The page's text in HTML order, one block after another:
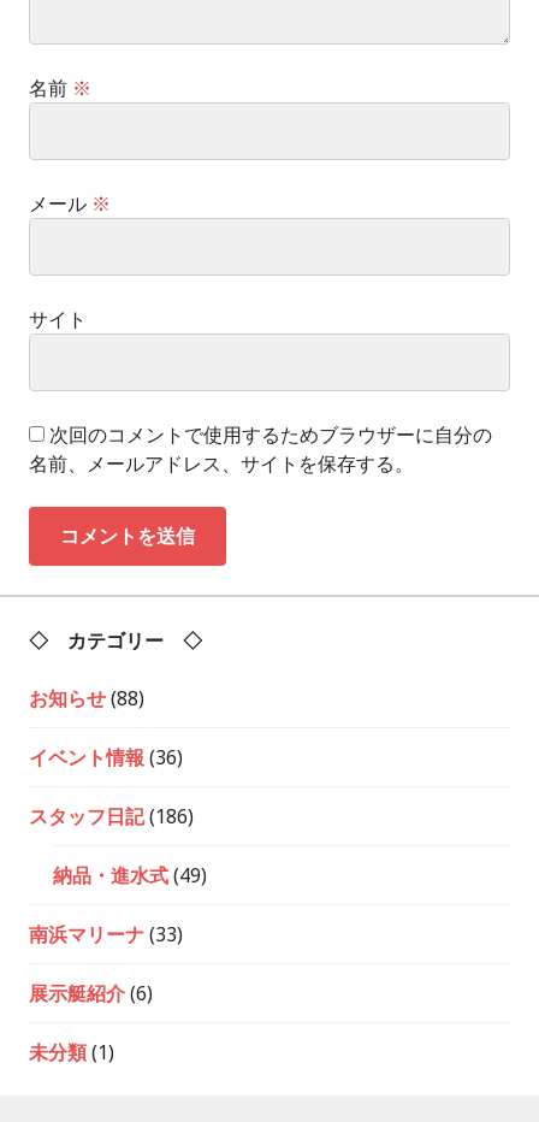
名前 ※
メール ※
サイト
次回のコメントで使用するためブラウザーに自分の
名前、メールアドレス、サイトを保存する。
◇ カテゴリー ◇
お知らせ(88)
イベント情報 (36)
スタッフ日記(186)
納品・進水式(49)
南浜マリーナ(33)
展示艇紹介(6)
未分類(1)